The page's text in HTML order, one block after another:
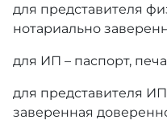
для представителя
нотариально
для ИП – паспорт,
для представителя
заверенная